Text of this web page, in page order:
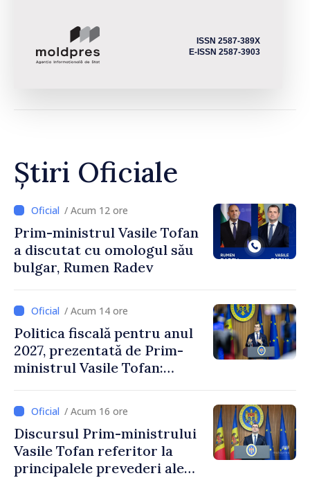
ISSN 2587-389X
E-ISSN 2587-3903
Știri Oficiale
/ Acum 12 ore
Prim-ministrul Vasile Tofan
a discutat cu omologul său
bulgar, Rumen Radev
/ Acum 14 ore
Politica fiscală pentru anul
2027, prezentată de Prim-
ministrul Vasile Tofan:
stimularea investițiilor și o
taxare mai echitabilă
/ Acum 16 ore
Discursul Prim-ministrului
Vasile Tofan referitor la
principalele prevederi ale